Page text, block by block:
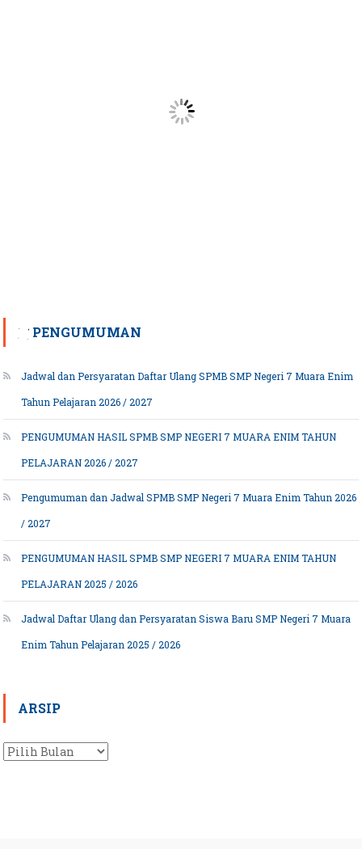
PENGUMUMAN
Jadwal dan Persyaratan Daftar Ulang SPMB SMP Negeri 7 Muara Enim
Tahun Pelajaran 2026 / 2027
PENGUMUMAN HASIL SPMB SMP NEGERI 7 MUARA ENIM TAHUN
PELAJARAN 2026 / 2027
Pengumuman dan Jadwal SPMB SMP Negeri 7 Muara Enim Tahun 2026
/ 2027
PENGUMUMAN HASIL SPMB SMP NEGERI 7 MUARA ENIM TAHUN
PELAJARAN 2025 / 2026
Jadwal Daftar Ulang dan Persyaratan Siswa Baru SMP Negeri 7 Muara
Enim Tahun Pelajaran 2025 / 2026
ARSIP
Arsip